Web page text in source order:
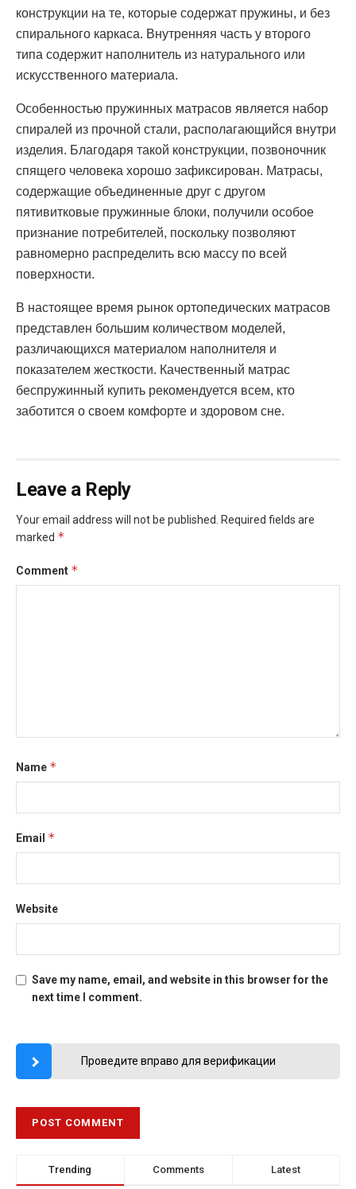
конструкции на те, которые содержат пружины, и без
спирального каркаса. Внутренняя часть у второго
типа содержит наполнитель из натурального или
искусственного материала.
Особенностью пружинных матрасов является набор
спиралей из прочной стали, располагающийся внутри
изделия. Благодаря такой конструкции, позвоночник
спящего человека хорошо зафиксирован. Матрасы,
содержащие объединенные друг с другом
пятивитковые пружинные блоки, получили особое
признание потребителей, поскольку позволяют
равномерно распределить всю массу по всей
поверхности.
В настоящее время рынок ортопедических матрасов
представлен большим количеством моделей,
различающихся материалом наполнителя и
показателем жесткости. Качественный матрас
беспружинный купить рекомендуется всем, кто
заботится о своем комфорте и здоровом сне.
Leave a Reply
Your email address will not be published.
Required fields are
marked *
Comment *
Name *
Email *
Website
Save my name, email, and website in this browser for the
next time I comment.
Проведите вправо для верификации
Trending Comments Latest